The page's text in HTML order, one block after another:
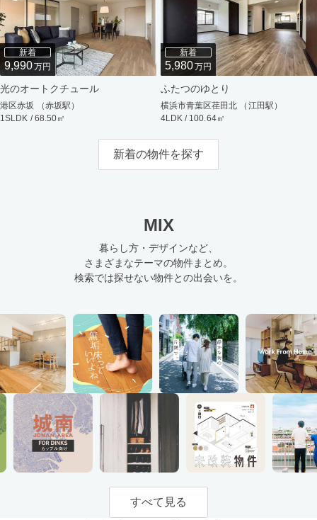
新着
9,990万円
光のオートクチュール
港区赤坂 （赤坂駅）
1SLDK / 68.50㎡
新着
5,980万円
ふたつのゆとり
横浜市青葉区荏田北 （江田駅）
4LDK / 100.64㎡
新着の物件を探す
MIX
暮らし方・デザインなど、
さまざまなテーマの物件まとめ。
検索では探せない物件との出会いを。
すべて見る